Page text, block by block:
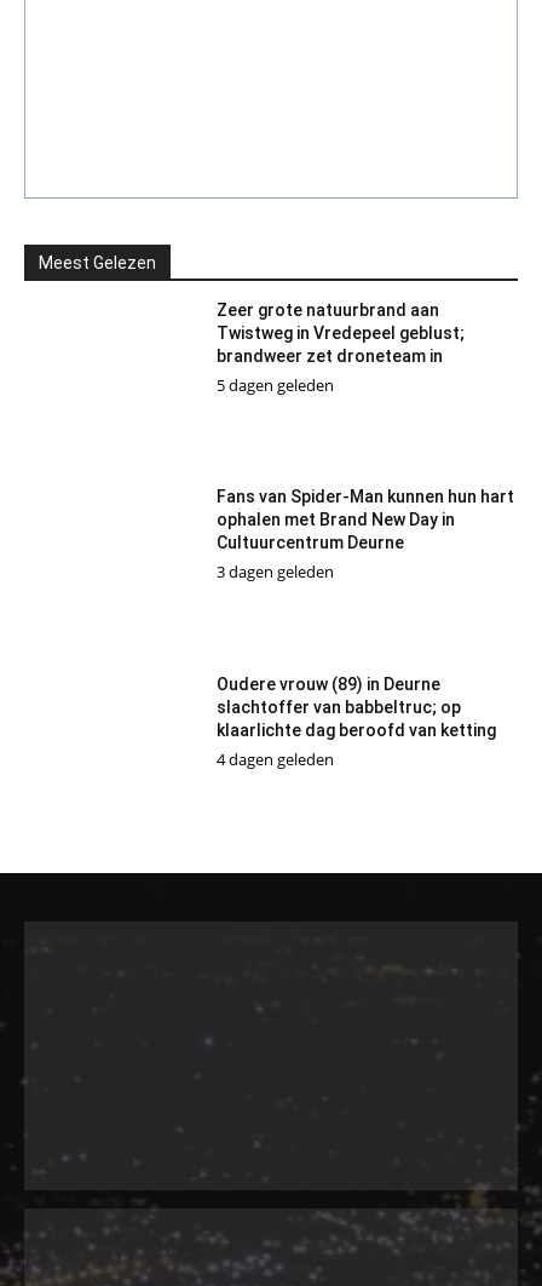
Meest Gelezen
Zeer grote natuurbrand aan
Twistweg in Vredepeel geblust;
brandweer zet droneteam in
5 dagen geleden
Fans van Spider-Man kunnen hun hart
ophalen met Brand New Day in
Cultuurcentrum Deurne
3 dagen geleden
Oudere vrouw (89) in Deurne
slachtoffer van babbeltruc; op
klaarlichte dag beroofd van ketting
4 dagen geleden